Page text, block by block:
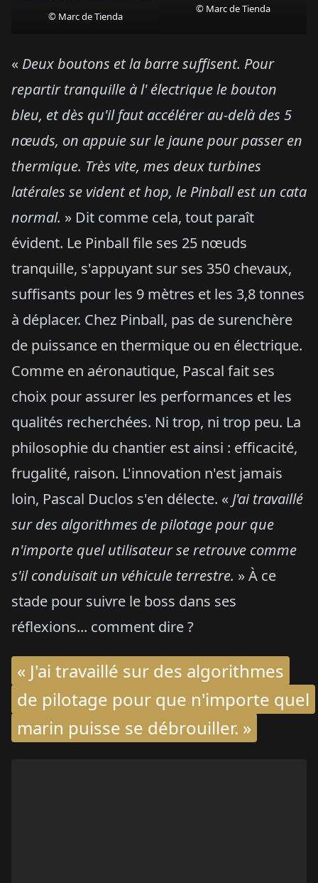
© Marc de Tienda
© Marc de Tienda
« Deux boutons et la barre suffisent. Pour
repartir tranquille à l' électrique le bouton
bleu, et dès qu'il faut accélérer au-delà des 5
nœuds, on appuie sur le jaune pour passer en
thermique. Très vite, mes deux turbines
latérales se vident et hop, le Pinball est un cata
normal. » Dit comme cela, tout paraît
évident. Le Pinball file ses 25 nœuds
tranquille, s'appuyant sur ses 350 chevaux,
suffisants pour les 9 mètres et les 3,8 tonnes
à déplacer. Chez Pinball, pas de surenchère
de puissance en thermique ou en électrique.
Comme en aéronautique, Pascal fait ses
choix pour assurer les performances et les
qualités recherchées. Ni trop, ni trop peu. La
philosophie du chantier est ainsi : efficacité,
frugalité, raison. L'innovation n'est jamais
loin, Pascal Duclos s'en délecte. « J'ai travaillé
sur des algorithmes de pilotage pour que
n'importe quel utilisateur se retrouve comme
s'il conduisait un véhicule terrestre. » À ce
stade pour suivre le boss dans ses
réflexions... comment dire ?
« J'ai travaillé sur des algorithmes
de pilotage pour que n'importe quel
marin puisse se débrouiller. »